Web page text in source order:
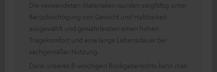
Die verwendeten Materialien wurden sorgfältig unter
Berücksichtigung von Gewicht und Haltbarkeit
ausgewählt und gewährleisten einen hohen
Tragekomfort und eine lange Lebensdauer bei
sachgemäßer Nutzung.
Dank unseres 8-wöchigen Rückgaberechts kann man